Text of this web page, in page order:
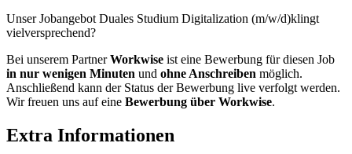
Unser Jobangebot Duales Studium Digitalization (m/w/d)klingt
vielversprechend?
Bei unserem PartnerWorkwise ist eine Bewerbung für diesen Job
in nur wenigen Minuten und ohne Anschreiben möglich.
Anschließend kann der Status der Bewerbung live verfolgt werden.
Wir freuen uns auf eine Bewerbung über Workwise.
Extra Informationen